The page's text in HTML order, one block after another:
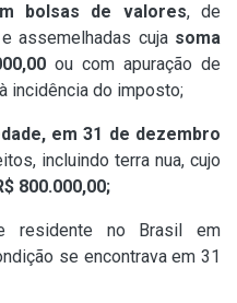
bolsas de valores, de
assemelhadas cuja soma
ou com apuração de
incidência do imposto;
em 31 de dezembro
incluindo terra nua, cujo
800.000,00;
residente no Brasil em
se encontrava em 31